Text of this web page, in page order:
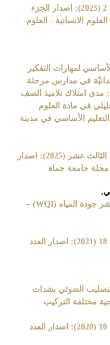
مجلة جامعة حماة2025: مجلد 8 عدد 2 (2025): اصدار الجزء
الانسانية - العلوم
لمهارات التفكير
في مدارس مرحلة
مدى امتلاك تلاميذ الصف
في مادة العلوم
الأساسي في مدينة
مجلة جامعة حماة2025: مجلد 7 عدد الثالث عشر (2025): اصدار
مجلة جامعة حماة
تقييم جودة مياه الأنهار باستخدام مؤشر جودة المياه (WQI) –
مجلة جامعة حماة2025: مجلد 4 عدد 18 (2021): اصدار العدد
الضوئي بشدات
مختلفة التركيب
مجلة جامعة حماة2025: مجلد 3 عدد 10 (2020): اصدار العدد